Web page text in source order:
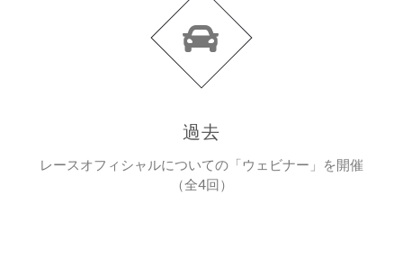
過去
レースオフィシャルについての「ウェビナー」を開催
（全4回）